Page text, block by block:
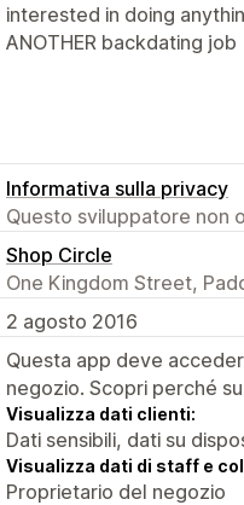
interested in doing
ANOTHER backdating
Informativa sulla privacy
Questo sviluppatore non
Shop Circle
One Kingdom Street,
2 agosto 2016
Questa app deve
negozio. Scopri perché su
Visualizza dati clienti:
Dati sensibili, dati su
Visualizza dati di staff e
Proprietario del negozio